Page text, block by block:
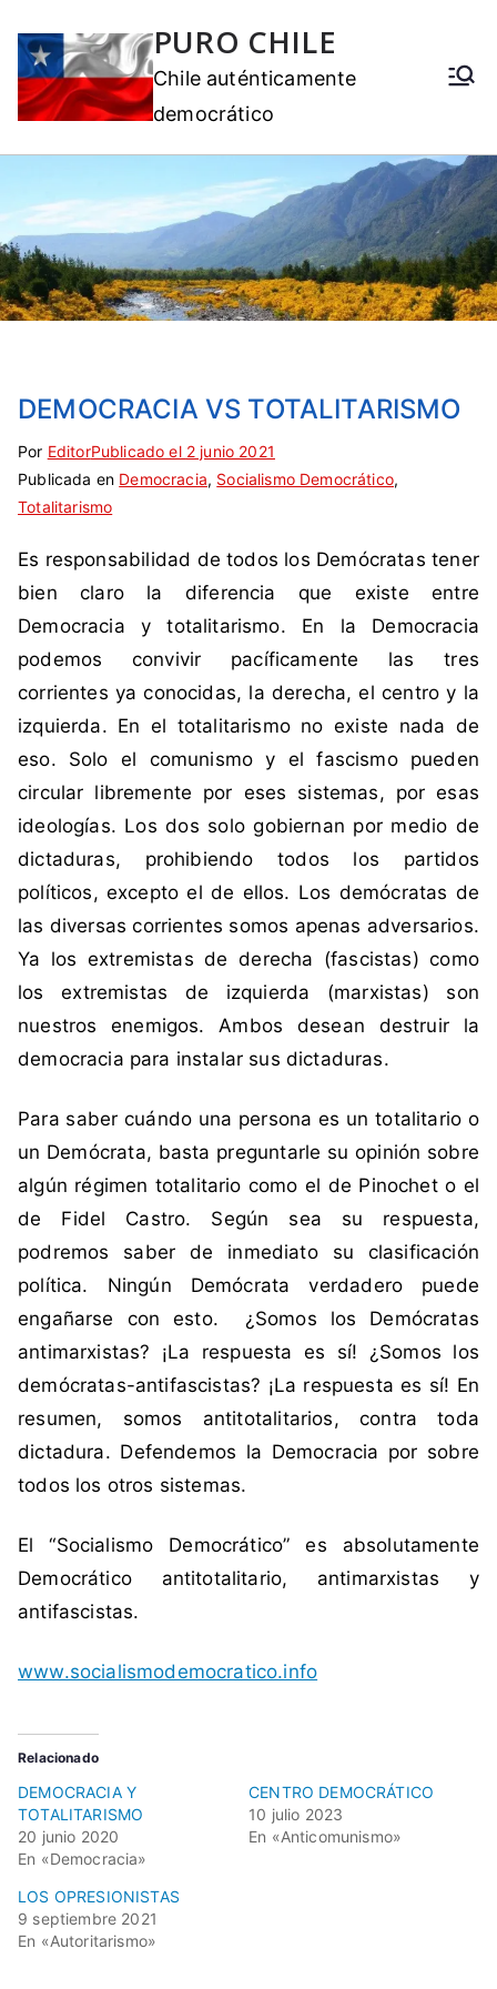
PURO CHILE
Chile auténticamente
democrático
DEMOCRACIA VS TOTALITARISMO
Por EditorPublicado el 2 junio 2021
Publicada en Democracia, Socialismo Democrático,
Totalitarismo
S
i
n
o
m
e
t
a
r
i
o
Es responsabilidad de todos los Demócratas tener
bien claro la diferencia que existe entre
Democracia y totalitarismo. En la Democracia
podemos convivir pacíficamente las tres
corrientes ya conocidas, la derecha, el centro y la
izquierda. En el totalitarismo no existe nada de
eso. Solo el comunismo y el fascismo pueden
circular libremente por eses sistemas, por esas
ideologías. Los dos solo gobiernan por medio de
dictaduras, prohibiendo todos los partidos
políticos, excepto el de ellos. Los demócratas de
las diversas corrientes somos apenas adversarios.
Ya los extremistas de derecha (fascistas) como
los extremistas de izquierda (marxistas) son
nuestros enemigos. Ambos desean destruir la
democracia para instalar sus dictaduras.
Para saber cuándo una persona es un totalitario o
un Demócrata, basta preguntarle su opinión sobre
algún régimen totalitario como el de Pinochet o el
de Fidel Castro. Según sea su respuesta,
podremos saber de inmediato su clasificación
política. Ningún Demócrata verdadero puede
engañarse con esto. ¿Somos los Demócratas
antimarxistas? ¡La respuesta es sí! ¿Somos los
demócratas-antifascistas? ¡La respuesta es sí! En
resumen, somos antitotalitarios, contra toda
dictadura. Defendemos la Democracia por sobre
todos los otros sistemas.
El “Socialismo Democrático” es absolutamente
Democrático antitotalitario, antimarxistas y
antifascistas.
www.socialismodemocratico.info
Relacionado
DEMOCRACIA Y
TOTALITARISMO
20 junio 2020
En «Democracia»
CENTRO DEMOCRÁTICO
10 julio 2023
En «Anticomunismo»
LOS OPRESIONISTAS
9 septiembre 2021
En «Autoritarismo»